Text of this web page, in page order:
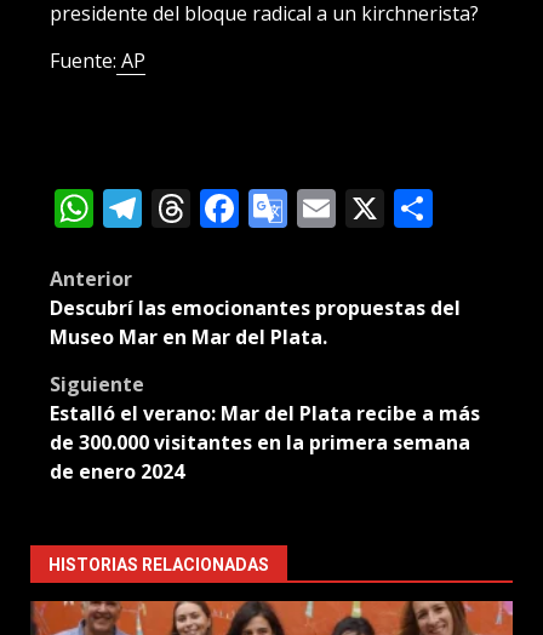
presidente del bloque radical a un kirchnerista?
Fuente: AP
WhatsApp
Telegram
Threads
Facebook
Google
Email
X
Post
navigation
Anterior
Descubrí las emocionantes propuestas del
Museo Mar en Mar del Plata.
Siguiente
Estalló el verano: Mar del Plata recibe a más
de 300.000 visitantes en la primera semana
de enero 2024
HISTORIAS RELACIONADAS